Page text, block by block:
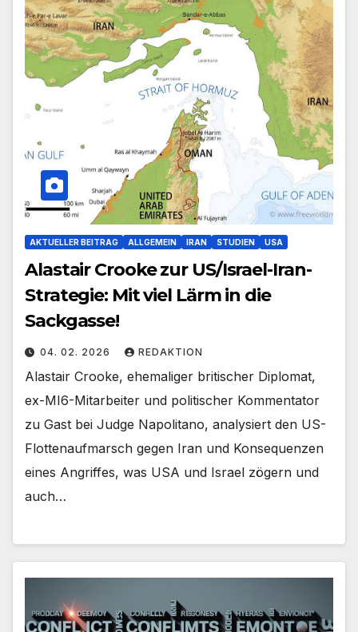
AKTUELLER BEITRAG ALLGEMEIN IRAN STUDIEN USA
Alastair Crooke zur US/Israel-Iran-
Strategie: Mit viel Lärm in die
Sackgasse!
04. 02. 2026 REDAKTION
Alastair Crooke, ehemaliger britischer Diplomat,
ex-MI6-Mitarbeiter und politischer Kommentator
zu Gast bei Judge Napolitano, analysiert den US-
Flottenaufmarsch gegen Iran und Konsequenzen
eines Angriffes, was USA und Israel zögern und
auch…